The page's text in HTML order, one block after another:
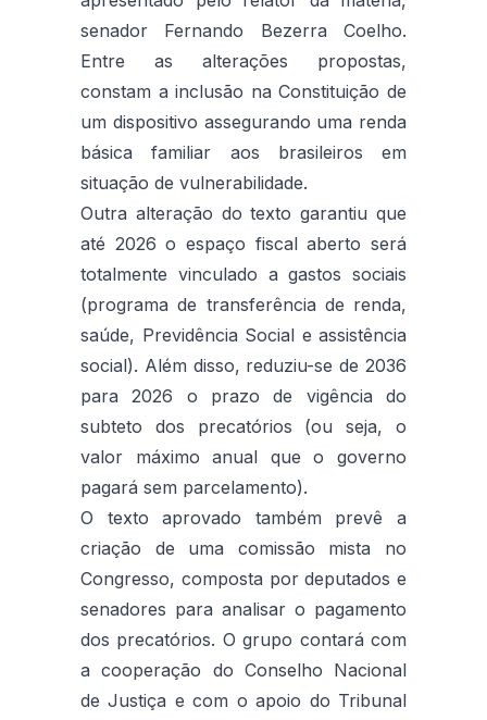
senador Fernando Bezerra Coelho.
Entre as alterações propostas,
constam a inclusão na Constituição de
um dispositivo assegurando uma renda
básica familiar aos brasileiros em
situação de vulnerabilidade.
Outra alteração do texto garantiu que
até 2026 o espaço fiscal aberto será
totalmente vinculado a gastos sociais
(programa de transferência de renda,
saúde, Previdência Social e assistência
social). Além disso, reduziu-se de 2036
para 2026 o prazo de vigência do
subteto dos precatórios (ou seja, o
valor máximo anual que o governo
pagará sem parcelamento).
O texto aprovado também prevê a
criação de uma comissão mista no
Congresso, composta por deputados e
senadores para analisar o pagamento
dos precatórios. O grupo contará com
a cooperação do Conselho Nacional
de Justiça e com o apoio do Tribunal